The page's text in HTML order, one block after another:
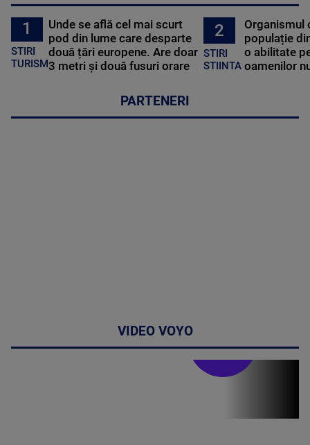
1
STIRI
TURISM
Unde se află cel mai scurt
pod din lume care desparte
două țări europene. Are doar
3 metri și două fusuri orare
2
STIRI
STIINTA
Organismul
populație
o abilitate
oamenilor
PARTENERI
VIDEO VOYO